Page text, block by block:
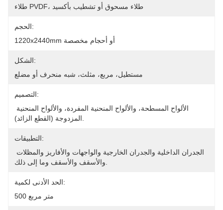
طلاء PVDF، طلاء مسحوق أو تشطيب بأكسيد
الحجم:
1220x2440mm أو أحجام مخصصة
الشكل:
مستطيل، مربع، مثلث، شبه منحرف أو مضلع
التصميم:
التطبيقات:
الحد الأدنى لكمية:
500 متر مربع